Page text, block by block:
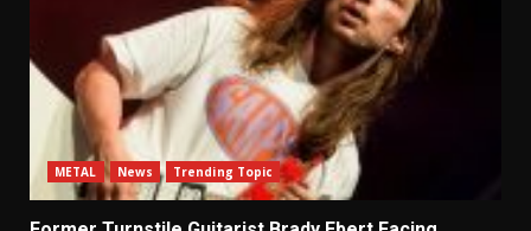
METAL News Trending Topic